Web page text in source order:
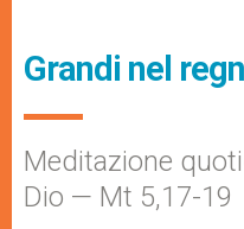
Grandi nel
Meditazione
Dio — Mt 5,17-19